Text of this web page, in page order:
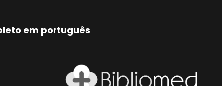
em português